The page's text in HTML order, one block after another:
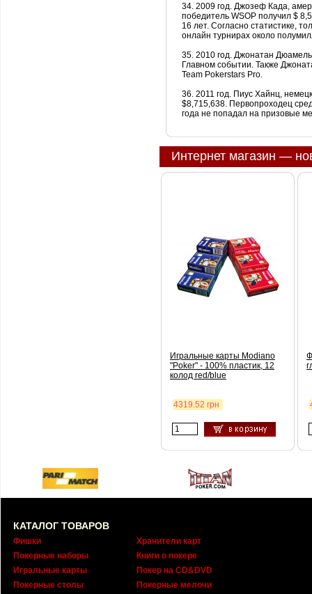
34. 2009 год. Джозеф Када,
победитель WSOP получил $
16 лет. Согласно статистике,
онлайн турнирах около
35. 2010 год. Джонатан Дюамель
Главном событии. Также
Team Pokerstars Pro.
36. 2011 год. Пиус Хайнц,
$8,715,638. Первопроходец
года не попадал на призовые
Интернет магазин —
Игральные карты Modiano
"Poker" - 100% пластик, 12
колод red/blue
4319.52 грн
КАТАЛОГ ТОВАРОВ
Фишки
Покерные наборы
Игральные карты
Покерные столы
Хранители карт
Книги о покере
Покер на CD&DVD
Покерные мелочи